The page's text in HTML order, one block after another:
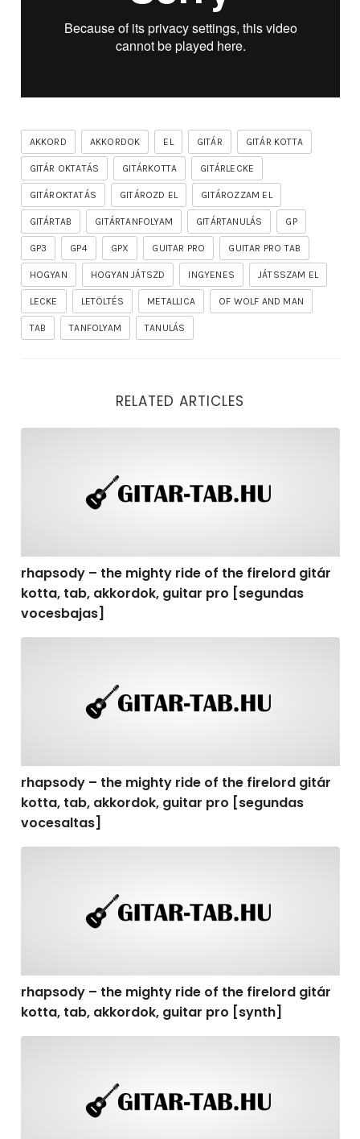
AKKORD AKKORDOK EL GITÁR GITÁR KOTTA
GITÁR OKTATÁS GITÁRKOTTA GITÁRLECKE
GITÁROKTATÁS GITÁROZD EL GITÁROZZAM EL
GITÁRTAB GITÁRTANFOLYAM GITÁRTANULÁS GP
GP3 GP4 GPX GUITAR PRO GUITAR PRO TAB
HOGYAN HOGYAN JÁTSZD INGYENES JÁTSSZAM EL
LECKE LETÖLTÉS METALLICA OF WOLF AND MAN
TAB TANFOLYAM TANULÁS
RELATED ARTICLES
rhapsody – the mighty ride of the firelord gitár
kotta, tab, akkordok, guitar pro [segundas
vocesbajas]
rhapsody – the mighty ride of the firelord gitár
kotta, tab, akkordok, guitar pro [segundas
vocesaltas]
rhapsody – the mighty ride of the firelord gitár
kotta, tab, akkordok, guitar pro [synth]